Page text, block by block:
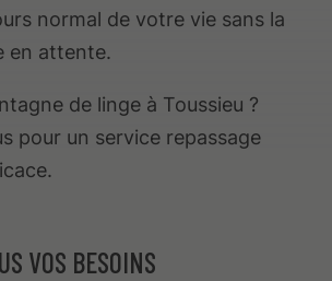
normal de votre vie sans la
en attente.
de linge à Toussieu ?
pour un service repassage
VOS BESOINS